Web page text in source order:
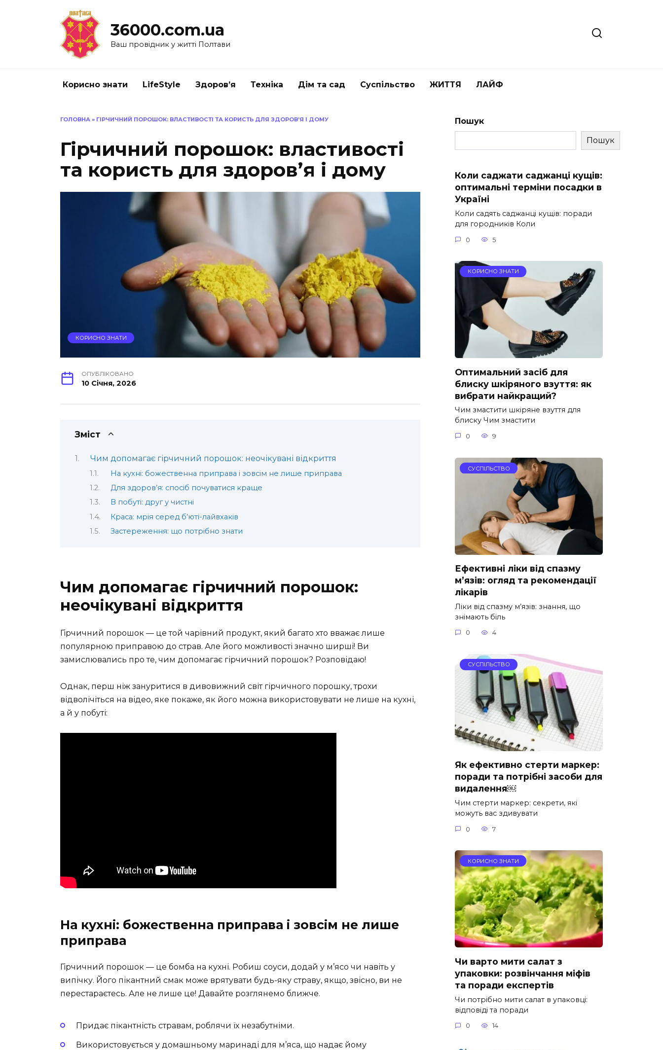
36000.com.ua
Ваш провідник у житті Полтави
Корисно знати LifeStyle Здоров’я Техніка Дім та сад Суспільство ЖИТТЯ ЛАЙФ
ГОЛОВНА » ГІРЧИЧНИЙ ПОРОШОК: ВЛАСТИВОСТІ ТА КОРИСТЬ ДЛЯ ЗДОРОВ’Я І ДОМУ
Гірчичний порошок: властивості
та користь для здоров’я і дому
КОРИСНО ЗНАТИ
ОПУБЛІКОВАНО
10 Січня, 2026
Зміст
Чим допомагає гірчичний порошок: неочікувані відкриття
На кухні: божественна приправа і зовсім не лише приправа
Для здоров’я: спосіб почуватися краще
В побуті: друг у чистні
Краса: мрія серед б’юті-лайвхаків
Застереження: що потрібно знати
Чим допомагає гірчичний порошок:
неочікувані відкриття
Гірчичний порошок — це той чарівний продукт, який багато хто вважає лише
популярною приправою до страв. Але його можливості значно ширші! Ви
замислювались про те, чим допомагає гірчичний порошок? Розповідаю!
Однак, перш ніж зануритися в дивовижний світ гірчичного порошку, трохи
відволічіться на відео, яке покаже, як його можна використовувати не лише на кухні,
а й у побуті:
На кухні: божественна приправа і зовсім не лише
приправа
Гірчичний порошок — це бомба на кухні. Робиш соуси, додай у м’ясо чи навіть у
випічку. Його пікантний смак може врятувати будь-яку страву, якщо, звісно, ви не
перестараєтесь. Але не лише це! Давайте розглянемо ближче.
Придає пікантність стравам, роблячи їх незабутніми.
Використовується у домашньому маринаді для м’яса, що надає йому
Пошук
Пошук
Коли саджати саджанці кущів:
оптимальні терміни посадки в
Україні
Коли садять саджанці кущів: поради
для городників Коли
0 5
КОРИСНО ЗНАТИ
Оптимальний засіб для
блиску шкіряного взуття: як
вибрати найкращий?
Чим змастити шкіряне взуття для
блиску Чим змастити
0 9
СУСПІЛЬСТВО
Ефективні ліки від спазму
м’язів: огляд та рекомендації
лікарів
Ліки від спазму м’язів: знання, що
знімають біль
0 4
СУСПІЛЬСТВО
Як ефективно стерти маркер:
поради та потрібні засоби для
видалення￼
Чим стерти маркер: секрети, які
можуть вас здивувати
0 7
КОРИСНО ЗНАТИ
Чи варто мити салат з
упаковки: розвінчання міфів
та поради експертів
Чи потрібно мити салат в упаковці:
відповіді та поради
0 14